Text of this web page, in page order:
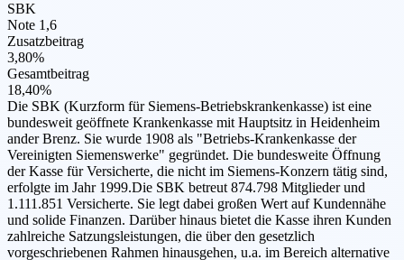
SBK
Note 1,6
Zusatzbeitrag
3,80%
Gesamtbeitrag
18,40%
Die SBK (Kurzform für Siemens-Betriebskrankenkasse) ist eine
bundesweit geöffnete Krankenkasse mit Hauptsitz in Heidenheim
ander Brenz. Sie wurde 1908 als "Betriebs-Krankenkasse der
Vereinigten Siemenswerke" gegründet. Die bundesweite Öffnung
der Kasse für Versicherte, die nicht im Siemens-Konzern tätig sind,
erfolgte im Jahr 1999.Die SBK betreut 874.798 Mitglieder und
1.111.851 Versicherte. Sie legt dabei großen Wert auf Kundennähe
und solide Finanzen. Darüber hinaus bietet die Kasse ihren Kunden
zahlreiche Satzungsleistungen, die über den gesetzlich
vorgeschriebenen Rahmen hinausgehen, u.a. im Bereich alternative